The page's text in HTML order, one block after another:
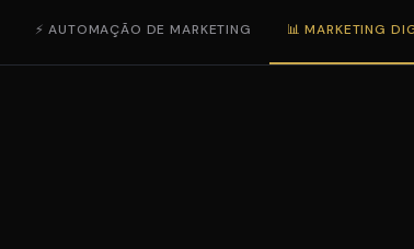
⚡ AUTOMAÇÃO DE MARKETING 📊 MARKETING